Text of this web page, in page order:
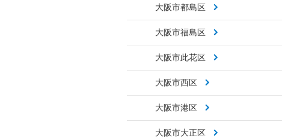
大阪市都島区
大阪市福島区
大阪市此花区
大阪市西区
大阪市港区
大阪市大正区